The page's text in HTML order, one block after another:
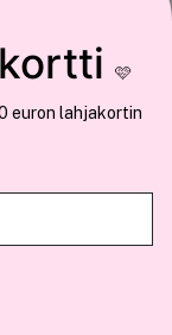
tukemiseen ja
näitä tietoja muihin
hiustuotteista,
🩷
euron lahjakortin